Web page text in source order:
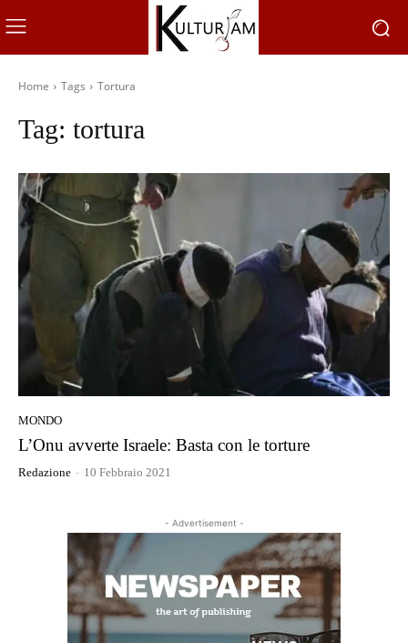
Home Tags Tortura
Tag: tortura
MONDO
L’Onu avverte Israele: Basta con le torture
Redazione - 10 Febbraio 2021
- Advertisement -